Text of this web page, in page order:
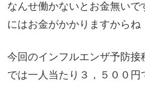
なんせ働かないとお金無いで
にはお金がかかりますからね
今回のインフルエンザ予防接
では一人当たり３，５００円